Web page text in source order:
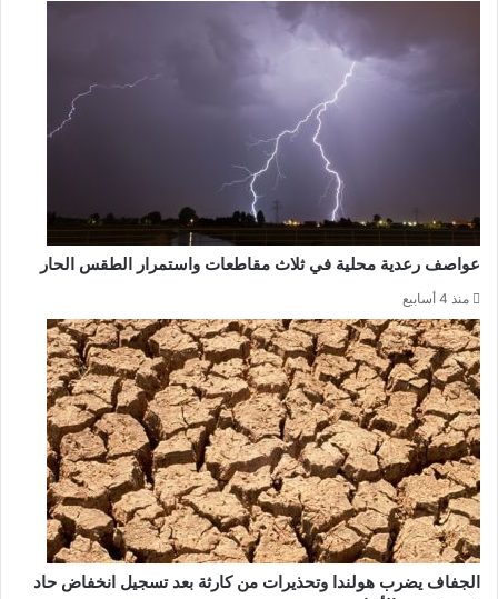
عواصف رعدية محلية في ثلاث مقاطعات واستمرار الطقس الحار
منذ 4 أسابيع
الجفاف يضرب هولندا وتحذيرات من كارثة بعد تسجيل انخفاض حاد